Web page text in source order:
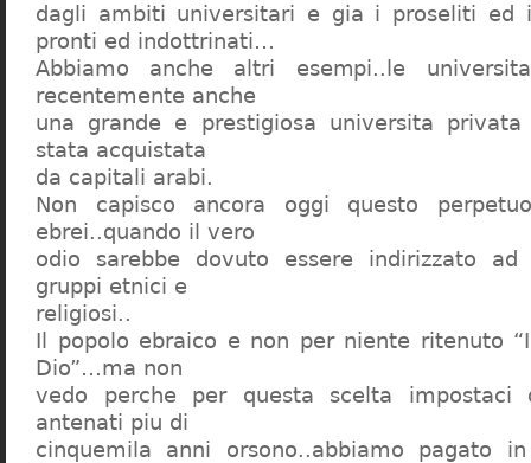
dagli ambiti universitari e gia i proseliti ed
pronti ed indottrinati…
Abbiamo anche altri esempi..le
recentemente anche
una grande e prestigiosa universita
stata acquistata
da capitali arabi.
Non capisco ancora oggi questo
ebrei..quando il vero
odio sarebbe dovuto essere indirizzato
gruppi etnici e
religiosi..
Il popolo ebraico e non per niente ritenuto
Dio”…ma non
vedo perche per questa scelta
antenati piu di
cinquemila anni orsono..abbiamo pagato